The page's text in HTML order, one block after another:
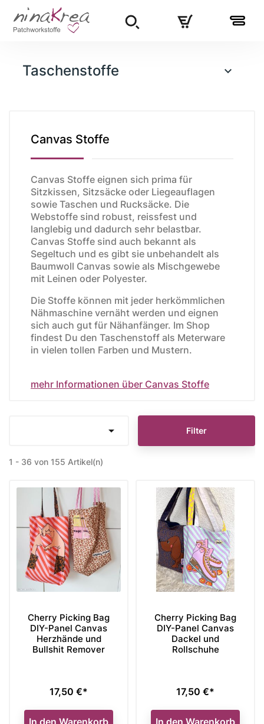
Taschenstoffe 
Canvas Stoffe
Canvas Stoffe eignen sich prima für
Sitzkissen, Sitzsäcke oder Liegeauflagen
sowie Taschen und Rucksäcke. Die
Webstoffe sind robust, reissfest und
langlebig und dadurch sehr belastbar.
Canvas Stoffe sind auch bekannt als
Segeltuch und es gibt sie unbehandelt als
Baumwoll Canvas sowie als Mischgewebe
mit Leinen oder Polyester.
Die Stoffe können mit jeder herkömmlichen
Nähmaschine vernäht werden und eignen
sich auch gut für Nähanfänger. Im Shop
findest Du den Taschenstoff als Meterware
in vielen tollen Farben und Mustern.
mehr Informationen über Canvas Stoffe
 Filter
1 - 36 von 155 Artikel(n)
Cherry Picking Bag
DIY-Panel Canvas
Herzhände und
Bullshit Remover
Preis
17,50 €*
In den Warenkorb
Cherry Picking Bag
DIY-Panel Canvas
Dackel und
Rollschuhe
Preis
17,50 €*
In den Warenkorb